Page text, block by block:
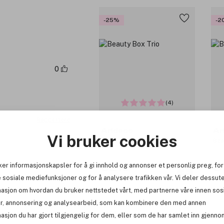
Vi bruker cookies
informasjonskapsler for å gi innhold og annonser et personlig preg, for
sosiale mediefunksjoner og for å analysere trafikken vår. Vi deler
om hvordan du bruker nettstedet vårt, med partnerne våre innen
annonsering og analysearbeid, som kan kombinere den med annen
du har gjort tilgjengelig for dem, eller som de har samlet inn
-25%
(4)
Beauty Box Trio
82 kr
Før: 110 kr
-
-25% -
0